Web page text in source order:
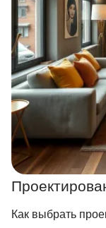
Как выбрать